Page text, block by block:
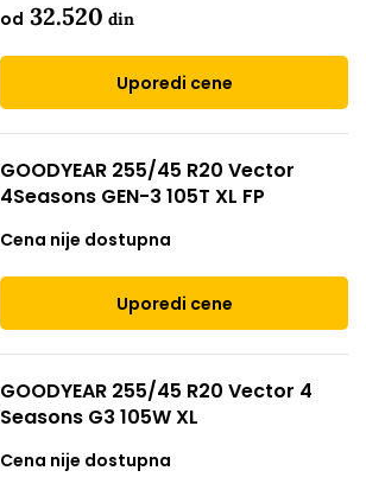
od 32.520 din
Uporedi cene
GOODYEAR 255/45 R20 Vector
4Seasons GEN-3 105T XL FP
Cena nije dostupna
Uporedi cene
GOODYEAR 255/45 R20 Vector 4
Seasons G3 105W XL
Cena nije dostupna